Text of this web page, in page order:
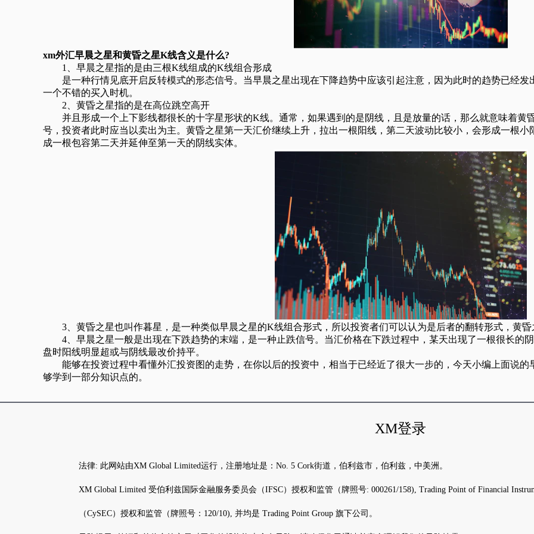
xm外汇早晨之星和黄昏之星K线含义是什么?
1、早晨之星指的是由三根K线组成的K线组合形成
是一种行情见底开启反转模式的形态信号。当早晨之星出现在下降趋势中应该引起注意，因为此时的趋势已经发
一个不错的买入时机。
2、黄昏之星指的是在高位跳空高开
并且形成一个上下影线都很长的十字星形状的K线。通常，如果遇到的是阴线，且是放量的话，那么就意味着黄
号，投资者此时应当以卖出为主。黄昏之星第一天汇价继续上升，拉出一根阳线，第二天波动比较小，会形成一根
成一根包容第二天并延伸至第一天的阴线实体。
3、黄昏之星也叫作暮星，是一种类似早晨之星的K线组合形式，所以投资者们可以认为是后者的翻转形式，黄
4、早晨之星一般是出现在下跌趋势的末端，是一种止跌信号。当汇价格在下跌过程中，某天出现了一根很长的
盘时阳线明显超或与阴线最改价持平。
能够在投资过程中看懂外汇投资图的走势，在你以后的投资中，相当于已经近了很大一步的，今天小编上面说的
够学到一部分知识点的。
XM登录
法律: 此网站由XM Global Limited运行，注册地址是：No. 5 Cork街道，伯利兹市，伯利兹，中美洲。
XM Global Limited 受伯利兹国际金融服务委员会（IFSC）授权和监管（牌照号: 000261/158), Trading Point of Financial
（CySEC）授权和监管（牌照号：120/10), 并均是 Trading Point Group 旗下公司。